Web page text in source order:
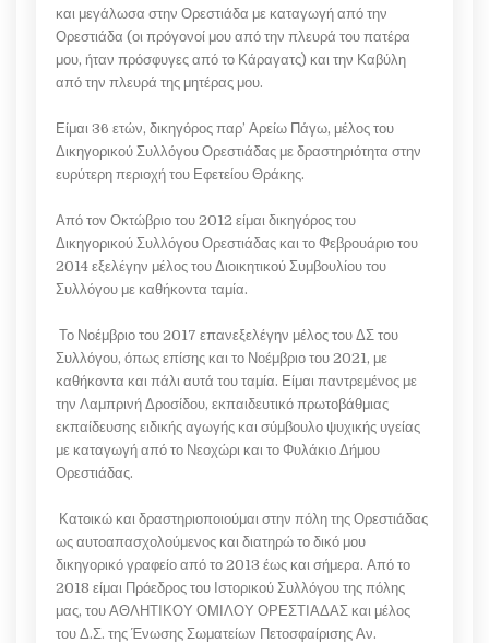
και μεγάλωσα στην Ορεστιάδα με καταγωγή από την
Ορεστιάδα (οι πρόγονοί μου από την πλευρά του πατέρα
μου, ήταν πρόσφυγες από το Κάραγατς) και την Καβύλη
από την πλευρά της μητέρας μου.
Είμαι 36 ετών, δικηγόρος παρ’ Αρείω Πάγω, μέλος του
Δικηγορικού Συλλόγου Ορεστιάδας με δραστηριότητα στην
ευρύτερη περιοχή του Εφετείου Θράκης.
Από τον Οκτώβριο του 2012 είμαι δικηγόρος του
Δικηγορικού Συλλόγου Ορεστιάδας και το Φεβρουάριο του
2014 εξελέγην μέλος του Διοικητικού Συμβουλίου του
Συλλόγου με καθήκοντα ταμία.
Το Νοέμβριο του 2017 επανεξελέγην μέλος του ΔΣ του
Συλλόγου, όπως επίσης και το Νοέμβριο του 2021, με
καθήκοντα και πάλι αυτά του ταμία. Είμαι παντρεμένος με
την Λαμπρινή Δροσίδου, εκπαιδευτικό πρωτοβάθμιας
εκπαίδευσης ειδικής αγωγής και σύμβουλο ψυχικής υγείας
με καταγωγή από το Νεοχώρι και το Φυλάκιο Δήμου
Ορεστιάδας.
Κατοικώ και δραστηριοποιούμαι στην πόλη της Ορεστιάδας
ως αυτοαπασχολούμενος και διατηρώ το δικό μου
δικηγορικό γραφείο από το 2013 έως και σήμερα. Από το
2018 είμαι Πρόεδρος του Ιστορικού Συλλόγου της πόλης
μας, του ΑΘΛΗΤΙΚΟΥ ΟΜΙΛΟΥ ΟΡΕΣΤΙΑΔΑΣ και μέλος
του Δ.Σ. της Ένωσης Σωματείων Πετοσφαίρισης Αν.